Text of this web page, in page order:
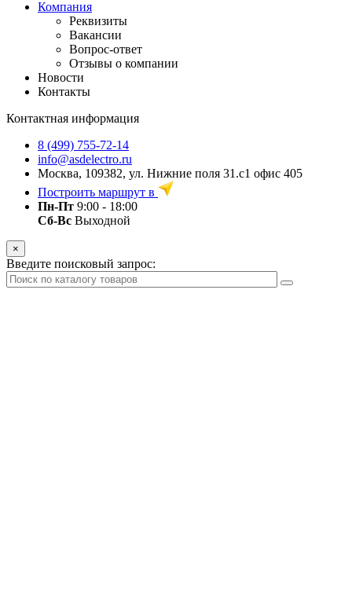
Компания
Реквизиты
Вакансии
Вопрос-ответ
Отзывы о компании
Новости
Контакты
Контактная информация
8 (499) 755-72-14
info@asdelectro.ru
Москва, 109382, ул. Нижние поля 31.с1 офис 405
Построить маршрут в
Пн-Пт 9:00 - 18:00
Сб-Вс Выходной
×
Введите поисковый запрос: